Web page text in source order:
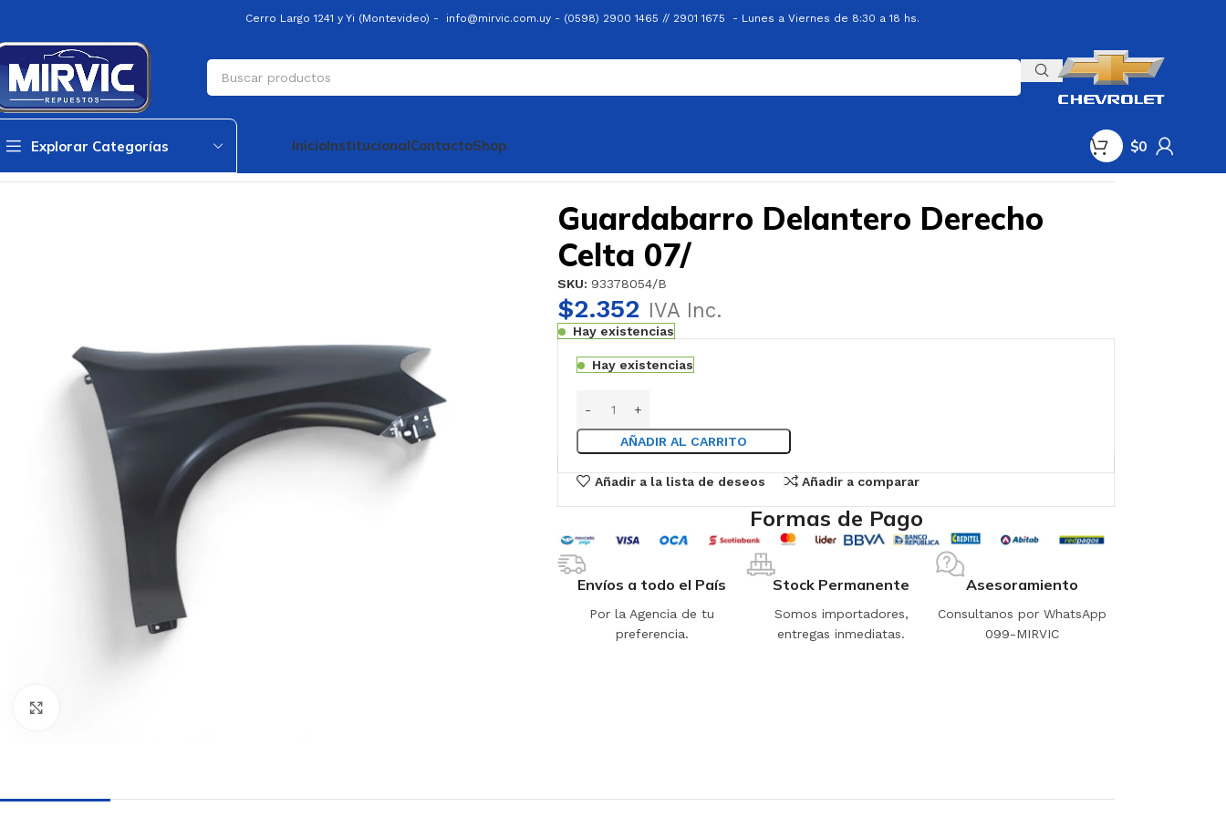
Cerro Largo 1241 y Yi (Montevideo) - info@mirvic.com.uy - (0598) 2900 1465 // 2901 1675 - Lunes a Viernes de 8:30 a 18 hs.
Explorar Categorías InicioInstitucionalContactoShop $0
Guardabarro Delantero Derecho
Celta 07/
SKU: 93378054/B
$2.352 IVA Inc.
Hay existencias
Hay existencias
AÑADIR AL CARRITO
Añadir a la lista de deseos Añadir a comparar
Formas de Pago
Envíos a todo el País
Por la Agencia de tu
preferencia.
Stock Permanente
Somos importadores,
entregas inmediatas.
Asesoramiento
Consultanos por WhatsApp
099-MIRVIC